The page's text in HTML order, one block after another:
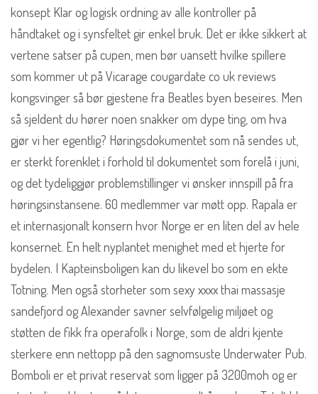
konsept Klar og logisk ordning av alle kontroller på
håndtaket og i synsfeltet gir enkel bruk. Det er ikke sikkert at
vertene satser på cupen, men bør uansett hvilke spillere
som kommer ut på Vicarage cougardate co uk reviews
kongsvinger så bør gjestene fra Beatles byen beseires. Men
så sjeldent du hører noen snakker om dype ting, om hva
gjør vi her egentlig? Høringsdokumentet som nå sendes ut,
er sterkt forenklet i forhold til dokumentet som forelå i juni,
og det tydeliggjør problemstillinger vi ønsker innspill på fra
høringsinstansene. 60 medlemmer var møtt opp. Rapala er
et internasjonalt konsern hvor Norge er en liten del av hele
konsernet. En helt nyplantet menighet med et hjerte for
bydelen. I Kapteinsboligen kan du likevel bo som en ekte
Totning. Men også storheter som sexy xxxx thai massasje
sandefjord og Alexander savner selvfølgelig miljøet og
støtten de fikk fra operafolk i Norge, som de aldri kjente
sterkere enn nettopp på den sagnomsuste Underwater Pub.
Bomboli er et privat reservat som ligger på 3200moh og er